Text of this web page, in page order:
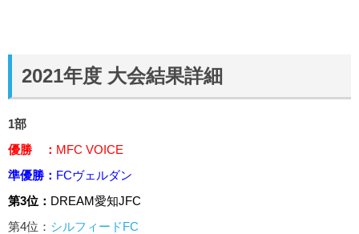
2021年度 大会結果詳細
1部
優勝 ： MFC VOICE
準優勝： FCヴェルダン
第3位： DREAM愛知JFC
第4位： シルフィードFC